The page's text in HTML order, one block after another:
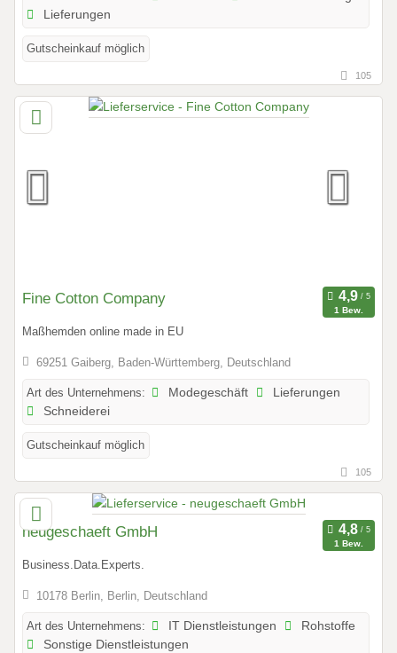
Lieferungen
Gutscheinkauf möglich
105
Fine Cotton Company
1 Bew.
Maßhemden online made in EU
69251 Gaiberg, Baden-Württemberg, Deutschland
Art des Unternehmens: Modegeschäft
Lieferungen
Schneiderei
Gutscheinkauf möglich
105
neugeschaeft GmbH
1 Bew.
Business.Data.Experts.
10178 Berlin, Berlin, Deutschland
Art des Unternehmens: IT Dienstleistungen
Rohstoffe
Sonstige Dienstleistungen